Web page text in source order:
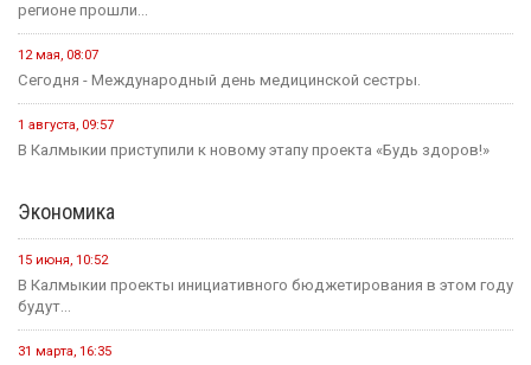
регионе прошли...
12 мая, 08:07
Сегодня - Международный день медицинской сестры.
1 августа, 09:57
В Калмыкии приступили к новому этапу проекта «Будь здоров!»
Экономика
15 июня, 10:52
В Калмыкии проекты инициативного бюджетирования в этом году
будут...
31 марта, 16:35